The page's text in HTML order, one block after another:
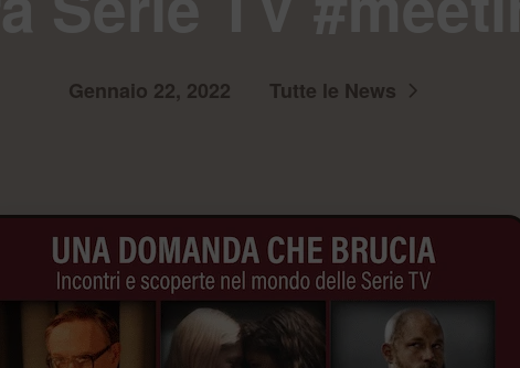
Gennaio 22, 2022 Tutte le News